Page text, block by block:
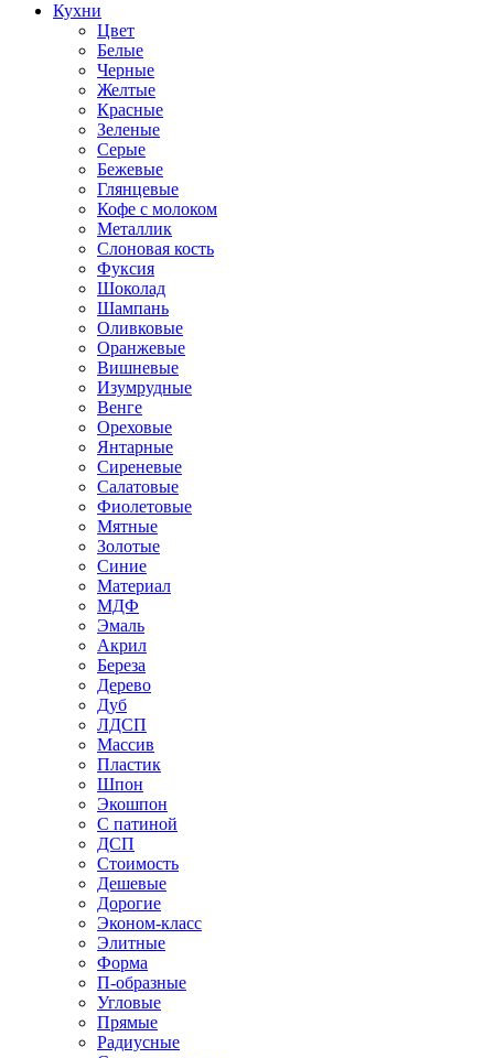
Кухни
Цвет
Белые
Черные
Желтые
Красные
Зеленые
Серые
Бежевые
Глянцевые
Кофе с молоком
Металлик
Слоновая кость
Фуксия
Шоколад
Шампань
Оливковые
Оранжевые
Вишневые
Изумрудные
Венге
Ореховые
Янтарные
Сиреневые
Салатовые
Фиолетовые
Мятные
Золотые
Синие
Материал
МДФ
Эмаль
Акрил
Береза
Дерево
Дуб
ЛДСП
Массив
Пластик
Шпон
Экошпон
С патиной
ДСП
Стоимость
Дешевые
Дорогие
Эконом-класс
Элитные
Форма
П-образные
Угловые
Прямые
Радиусные